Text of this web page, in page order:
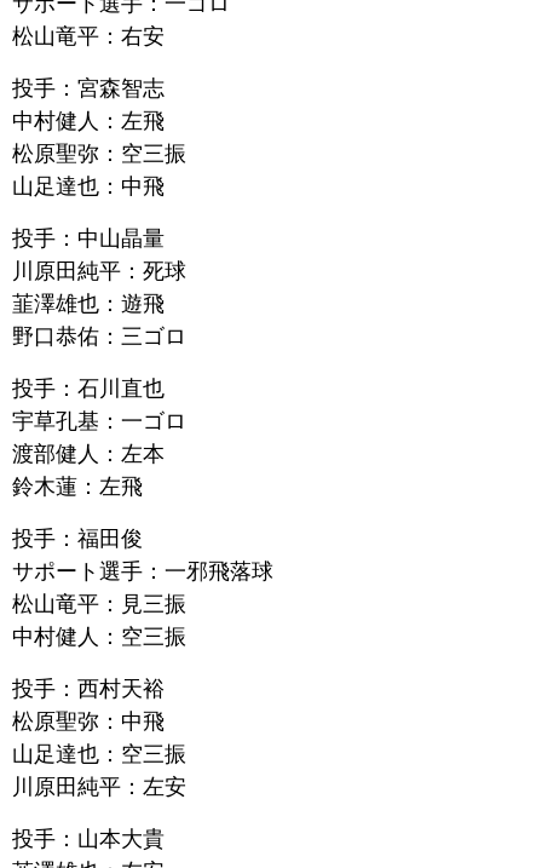
松山竜平：右安
投手：宮森智志
中村健人：左飛
松原聖弥：空三振
山足達也：中飛
投手：中山晶量
川原田純平：死球
韮澤雄也：遊飛
野口恭佑：三ゴロ
投手：石川直也
宇草孔基：一ゴロ
渡部健人：左本
鈴木蓮：左飛
投手：福田俊
サポート選手：一邪飛落球
松山竜平：見三振
中村健人：空三振
投手：西村天裕
松原聖弥：中飛
山足達也：空三振
川原田純平：左安
投手：山本大貴